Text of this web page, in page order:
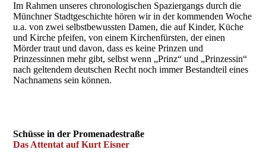
Im Rahmen unseres chronologischen Spaziergangs durch die
Münchner Stadtgeschichte hören wir in der kommenden Woche
u.a. von zwei selbstbewussten Damen, die auf Kinder, Küche
und Kirche pfeifen, von einem Kirchenfürsten, der einen
Mörder traut und davon, dass es keine Prinzen und
Prinzessinnen mehr gibt, selbst wenn „Prinz“ und „Prinzessin“
nach geltendem deutschen Recht noch immer Bestandteil eines
Nachnamens sein können.
Schüsse in der Promenadestraße
Das Attentat auf Kurt Eisner